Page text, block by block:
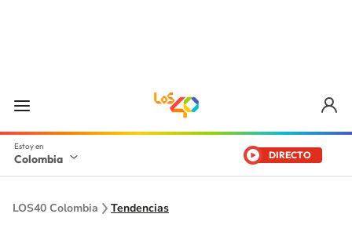
Colombia DIRECTO
LOS40 Colombia Tendencias